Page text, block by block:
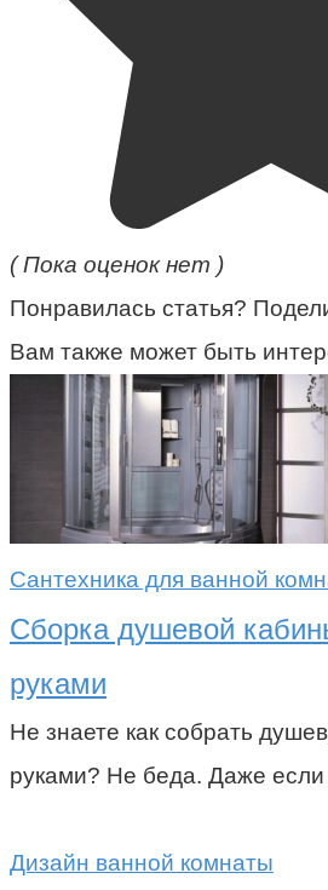
( Пока оценок нет )
Понравилась статья?
Вам также может быть
Сантехника для ванной
Сборка душевой
руками
Не знаете как собрать
руками? Не беда. Даже если
Дизайн ванной комнаты